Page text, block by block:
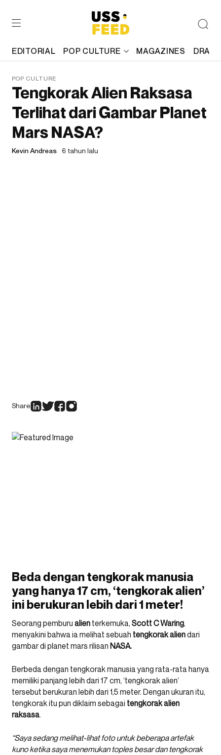
EDITORIAL POP CULTURE MAGAZINES
POP CULTURE
Tengkorak Alien Raksasa
Terlihat dari Gambar Planet
Mars NASA?
Kevin Andreas 6 tahun lalu
Share
Beda dengan tengkorak manusia
yang hanya 17 cm, ‘tengkorak alien’
ini berukuran lebih dari 1 meter!
Seorang pemburu alien terkemuka, Scott C Waring,
menyakini bahwa ia melihat sebuah tengkorak aliendari
gambar di planet mars rilisan NASA.
Berbeda dengan tengkorak manusia yang rata-rata hanya
memiliki panjang lebih dari 17 cm, ‘tengkorak alien’
tersebut berukuran lebih dari 1,5 meter. Dengan ukuran itu,
tengkorak itu pun diklaim sebagai tengkorak alien
raksasa.
“Saya sedang melihat-lihat foto untuk beberapa artefak
kuno ketika saya menemukan toples besar dan tengkorak